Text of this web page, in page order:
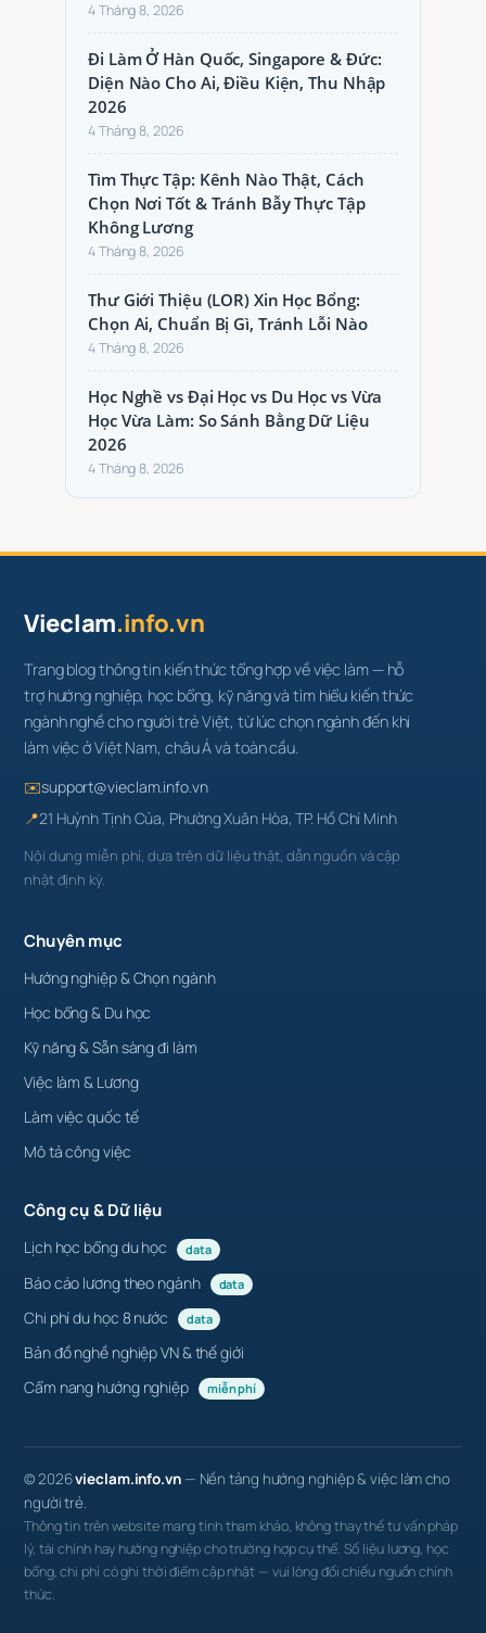
4 Tháng 8, 2026
Đi Làm Ở Hàn Quốc, Singapore & Đức:
Diện Nào Cho Ai, Điều Kiện, Thu Nhập
2026
4 Tháng 8, 2026
Tìm Thực Tập: Kênh Nào Thật, Cách
Chọn Nơi Tốt & Tránh Bẫy Thực Tập
Không Lương
4 Tháng 8, 2026
Thư Giới Thiệu (LOR) Xin Học Bổng:
Chọn Ai, Chuẩn Bị Gì, Tránh Lỗi Nào
4 Tháng 8, 2026
Học Nghề vs Đại Học vs Du Học vs Vừa
Học Vừa Làm: So Sánh Bằng Dữ Liệu
2026
4 Tháng 8, 2026
Vieclam.info.vn
Trang blog thông tin kiến thức tổng hợp về việc làm — hỗ
trợ hướng nghiệp, học bổng, kỹ năng và tìm hiểu kiến thức
ngành nghề cho người trẻ Việt, từ lúc chọn ngành đến khi
làm việc ở Việt Nam, châu Á và toàn cầu.
✉️support@vieclam.info.vn
📍21 Huỳnh Tịnh Của, Phường Xuân Hòa, TP. Hồ Chí Minh
Nội dung miễn phí, dựa trên dữ liệu thật, dẫn nguồn và cập
nhật định kỳ.
Chuyên mục
Hướng nghiệp & Chọn ngành
Học bổng & Du học
Kỹ năng & Sẵn sàng đi làm
Việc làm & Lương
Làm việc quốc tế
Mô tả công việc
Công cụ & Dữ liệu
Lịch học bổng du học data
Báo cáo lương theo ngành data
Chi phí du học 8 nước data
Bản đồ nghề nghiệp VN & thế giới
Cẩm nang hướng nghiệp
miễn phí
© 2026vieclam.info.vn— Nền tảng hướng nghiệp & việc làm cho
người trẻ.
Thông tin trên website mang tính tham khảo, không thay thế tư vấn pháp
lý, tài chính hay hướng nghiệp cho trường hợp cụ thể. Số liệu lương, học
bổng, chi phí có ghi thời điểm cập nhật — vui lòng đối chiếu nguồn chính
thức.